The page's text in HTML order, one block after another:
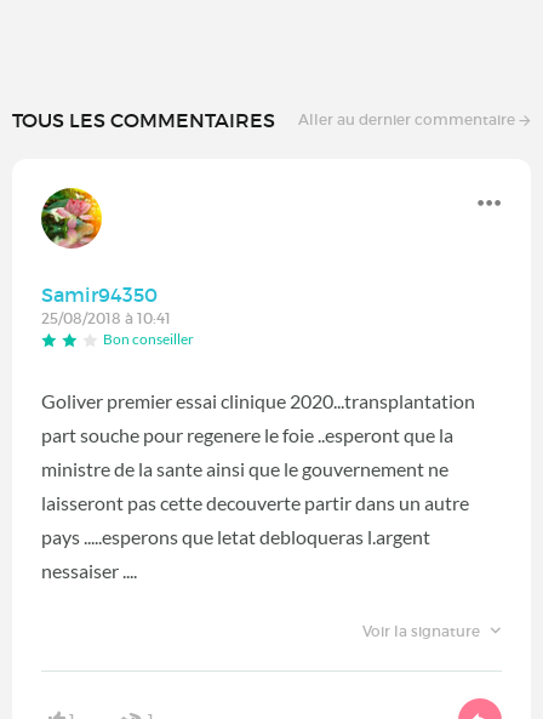
TOUS LES COMMENTAIRES Aller au dernier commentaire
Samir94350
25/08/2018 à 10:41
Bon conseiller
Goliver premier essai clinique 2020...transplantation
part souche pour regenere le foie ..esperont que la
ministre de la sante ainsi que le gouvernement ne
laisseront pas cette decouverte partir dans un autre
pays .....esperons que letat debloqueras l.argent
nessaiser ....
Voir la signature